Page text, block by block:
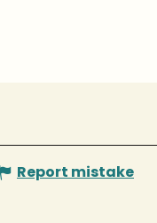
Report mistake